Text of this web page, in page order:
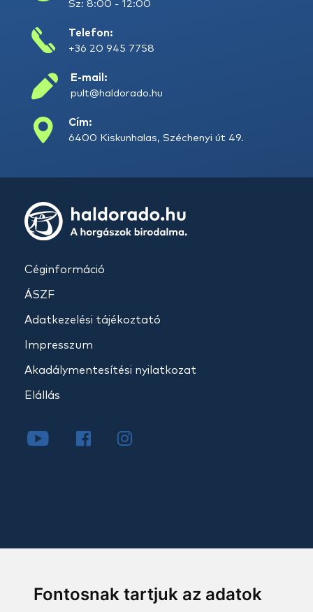
Fontosnak tartjuk az adatok
Sz: 8:00 - 12:00
Telefon:
+36 20 945 7758
E-mail:
pult@haldorado.hu
Cím:
6400 Kiskunhalas, Széchenyi út 49.
Céginformáció
ÁSZF
Adatkezelési tájékoztató
Impresszum
Akadálymentesítési nyilatkozat
Elállás